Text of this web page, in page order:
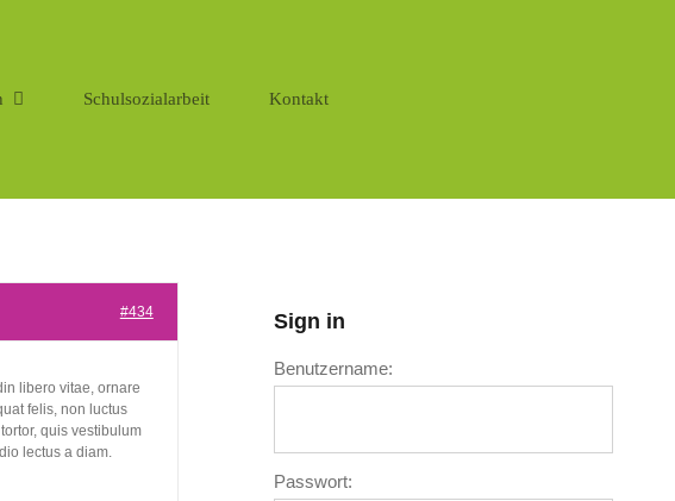
Schulsozialarbeit Kontakt
#434
libero vitae, ornare
felis, non luctus
quis vestibulum
lectus a diam.
Sign in
Benutzername:
Passwort: